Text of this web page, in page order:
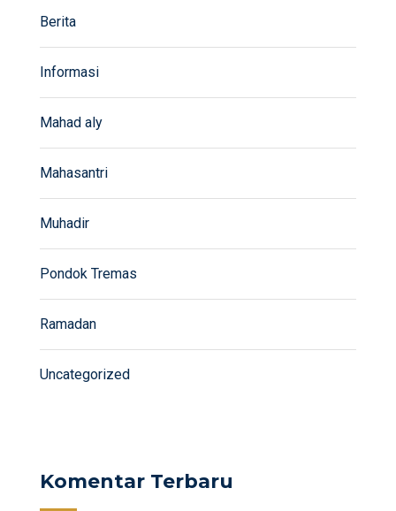
Berita
Informasi
Mahad aly
Mahasantri
Muhadir
Pondok Tremas
Ramadan
Uncategorized
Komentar Terbaru